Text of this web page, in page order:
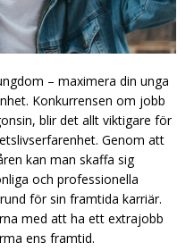
– maximera din unga
Konkurrensen om jobb
blir det allt viktigare för
Genom att
kan man skaffa sig
och professionella
för sin framtida karriär.
med att ha ett extrajobb
ens framtid.